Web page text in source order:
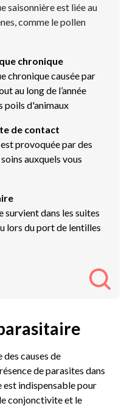
saisonnière est liée au
comme le pollen
chronique
chronique causée par
au long de l’année
poils d'animaux
de contact
provoquée par des
auxquels vous
dans les suites
lors du port de lentilles
des causes de
de parasites dans
est indispensable pour
conjonctivite et le